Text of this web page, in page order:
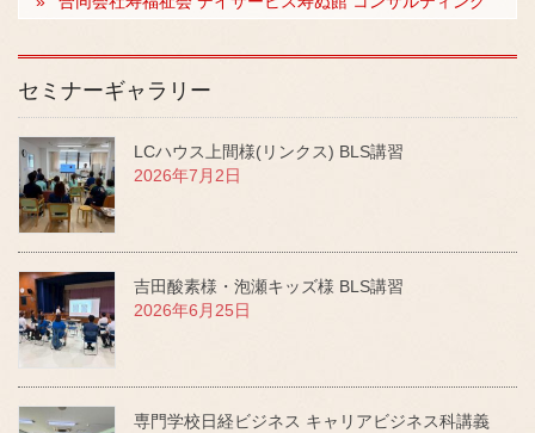
セミナーギャラリー
LCハウス上間様(リンクス) BLS講習
2026年7月2日
吉田酸素様・泡瀬キッズ様 BLS講習
2026年6月25日
専門学校日経ビジネス キャリアビジネス科講義